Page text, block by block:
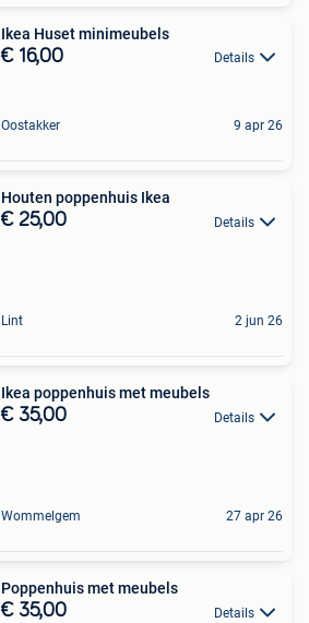
Ikea Huset minimeubels
€ 16,00 Details
Oostakker 9 apr 26
Houten poppenhuis Ikea
€ 25,00 Details
Lint 2 jun 26
Ikea poppenhuis met meubels
€ 35,00 Details
Wommelgem 27 apr 26
Poppenhuis met meubels
€ 35,00 Details